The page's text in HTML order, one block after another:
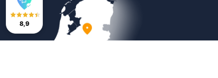
8,9